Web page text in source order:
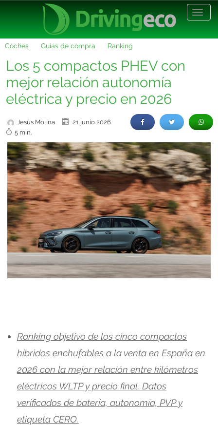
Coches Guías de compra Ranking
Los 5 compactos PHEV con
mejor relación autonomía
eléctrica y precio en 2026
Jesús Molina
21 junio 2026
5 min.
Ranking objetivo de los cinco compactos
híbridos enchufables a la venta en España en
2026 con la mejor relación entre kilómetros
eléctricos WLTP y precio final. Datos
verificados de batería, autonomía, PVP y
etiqueta CERO.